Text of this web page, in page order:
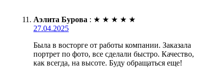
Аэлита Бурова : ★ ★ ★ ★ ★
27.04.2025
Была в восторге от работы компании. Заказала
портрет по фото, все сделали быстро. Качество,
как всегда, на высоте. Буду обращаться еще!